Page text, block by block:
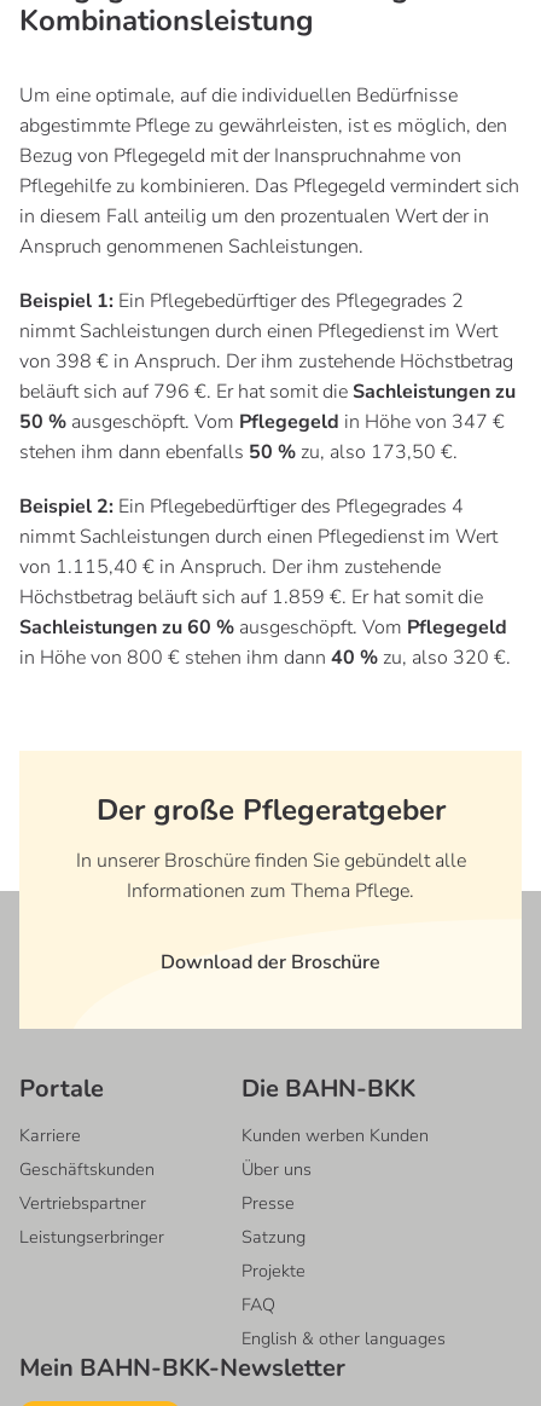
Kombinationsleistung
Um eine optimale, auf die individuellen Bedürfnisse
abgestimmte Pflege zu gewährleisten, ist es möglich, den
Bezug von Pflegegeld mit der Inanspruchnahme von
Pflegehilfe zu kombinieren. Das Pflegegeld vermindert sich
in diesem Fall anteilig um den prozentualen Wert der in
Anspruch genommenen Sachleistungen.
Beispiel 1: Ein Pflegebedürftiger des Pflegegrades 2
nimmt Sachleistungen durch einen Pflegedienst im Wert
von 398 € in Anspruch. Der ihm zustehende Höchstbetrag
beläuft sich auf 796 €. Er hat somit die Sachleistungen zu
50 % ausgeschöpft. Vom Pflegegeld in Höhe von 347 €
stehen ihm dann ebenfalls 50 % zu, also 173,50 €.
Beispiel 2: Ein Pflegebedürftiger des Pflegegrades 4
nimmt Sachleistungen durch einen Pflegedienst im Wert
von 1.115,40 € in Anspruch. Der ihm zustehende
Höchstbetrag beläuft sich auf 1.859 €. Er hat somit die
Sachleistungen zu 60 % ausgeschöpft. Vom Pflegegeld
in Höhe von 800 € stehen ihm dann 40 % zu, also 320 €.
Der große Pflegeratgeber
In unserer Broschüre finden Sie gebündelt alle
Informationen zum Thema Pflege.
Download der Broschüre
Portale
Karriere
Geschäftskunden
Vertriebspartner
Leistungserbringer
Die BAHN-BKK
Kunden werben Kunden
Über uns
Presse
Satzung
Projekte
FAQ
English & other languages
Mein BAHN-BKK-Newsletter